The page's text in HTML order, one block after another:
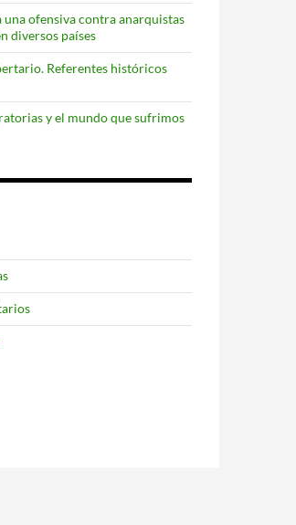
una ofensiva contra anarquistas
diversos países
Referentes históricos
y el mundo que sufrimos